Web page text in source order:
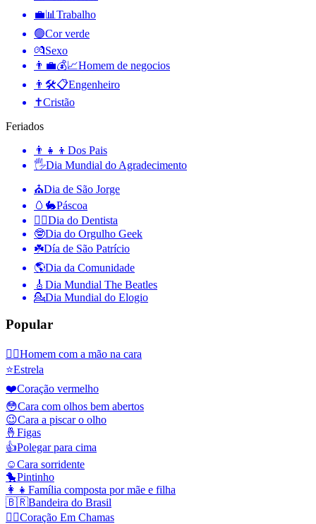
💼📊 Trabalho
🟢Cor verde
💏Sexo
👨‍💼💰📈Homem de negocios
👨🛠📋Engenheiro
✝️Cristão
Feriados
👨‍👧‍👦 Dos Pais
🖐Dia Mundial do Agradecimento
⛪️Dia de São Jorge
🥚🐇Páscoa
👨‍⚕️Dia do Dentista
🤓Dia do Orgulho Geek
☘️Día de São Patrício
🌎Dia da Comunidade
🎸 Dia Mundial The Beatles
💁Dia Mundial do Elogio
Popular
🤦‍♂️Homem com a mão na cara
⭐Estrela
❤️Coração vermelho
😳Cara com olhos bem abertos
😉Cara a piscar o olho
🤞 Figas
👍Polegar para cima
☺️Cara sorridente
🐤Pintinho
👩‍👧 Família composta por mãe e filha
🇧🇷Bandeira do Brasil
❤️‍🔥Coração Em Chamas